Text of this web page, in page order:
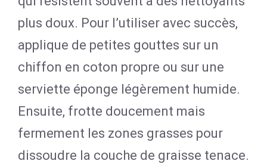
plus doux. Pour l’utiliser avec succès,
applique de petites gouttes sur un
chiffon en coton propre ou sur une
serviette éponge légèrement humide.
Ensuite, frotte doucement mais
fermement les zones grasses pour
dissoudre la couche de graisse tenace.